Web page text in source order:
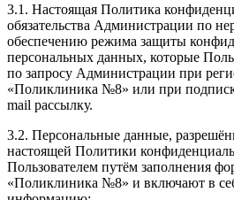
3.1. Настоящая Политика
обязательства Администрации по
обеспечению режима защиты
персональных данных, которые
по запросу Администрации при
«Поликлиника №8» или при
mail рассылку.
3.2. Персональные данные,
настоящей Политики
Пользователем путём заполнения
«Поликлиника №8» и включают в